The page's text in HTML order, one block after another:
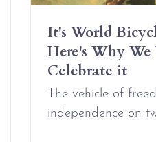
It's World
Here's Why
Celebrate it
The vehicle of
independence on